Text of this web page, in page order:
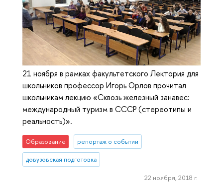
21 ноября в рамках факультетского Лектория для
школьников профессор Игорь Орлов прочитал
школьникам лекцию «Сквозь железный занавес:
международный туризм в СССР (стереотипы и
реальность)».
Образование репортаж о событии
довузовская подготовка
22 ноября, 2018 г.